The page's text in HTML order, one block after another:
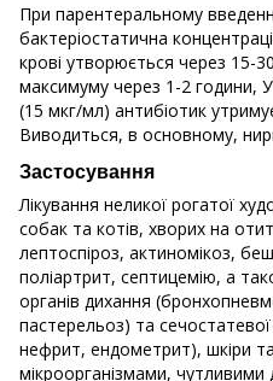
При парентеральному
бактеріостатична
крові утворюється через 15-
максимуму через 1-2 години,
(15 мкг/мл) антибіотик
Виводиться, в основному,
Застосування
Лікування неликої рогатої
собак та котів, хворих на
лептоспіроз, актиномікоз,
поліартрит, септицемію, а
органів дихання
пастерельоз) та
нефрит, ендометрит), шкіри
мікроорганізмами, чутливими